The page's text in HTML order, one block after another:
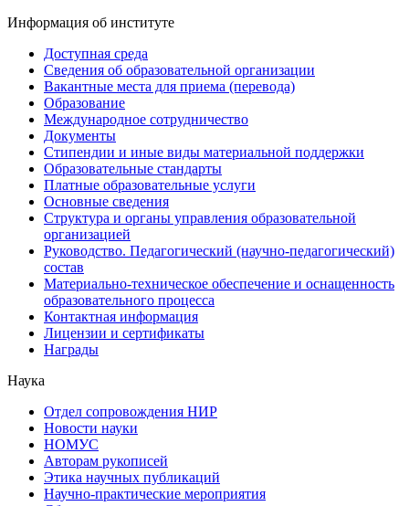
Информация об институте
Доступная среда
Сведения об образовательной организации
Вакантные места для приема (перевода)
Образование
Международное сотрудничество
Документы
Стипендии и иные виды материальной поддержки
Образовательные стандарты
Платные образовательные услуги
Основные сведения
Структура и органы управления образовательной
организацией
Руководство. Педагогический (научно-педагогический)
состав
Материально-техническое обеспечение и оснащенность
образовательного процесса
Контактная информация
Лицензии и сертификаты
Награды
Наука
Отдел сопровождения НИР
Новости науки
НОМУС
Авторам рукописей
Этика научных публикаций
Научно-практические мероприятия